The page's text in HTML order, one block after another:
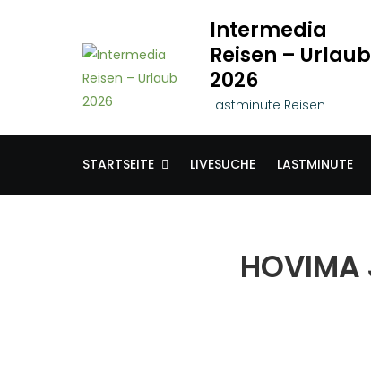
Intermedia
Reisen – Urlaub
2026
Lastminute Reisen
STARTSEITE LIVESUCHE LASTMINUTE